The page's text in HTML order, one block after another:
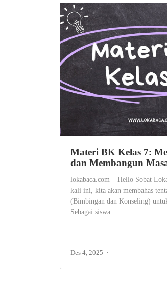
Materi BK Kelas 7:
dan Membangun
lokabaca.com – Hello Sobat
kali ini, kita akan membahas
(Bimbingan dan Konseling)
Sebagai siswa...
Des 4, 2025